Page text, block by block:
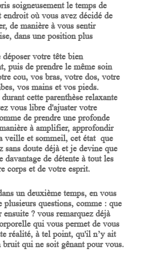
soigneusement le temps de
endroit où vous avez décidé de
de manière à vous sentir
dans une position plus
déposer votre tête bien
puis de prendre le même soin
cou, vos bras, votre dos, votre
vos mains et vos pieds.
cette parenthèse relaxante
vous libre d'ajuster votre
de prendre une profonde
à amplifier, approfondir
veille et sommeil, cet état que
sans doute déjà et je devine que
davantage de détente à tout les
corps et de votre esprit.
un deuxième temps, en vous
plusieurs questions, comme : que
ensuite ? vous remarquez déjà
qui vous permet de vous
réalité, à tel point, qu'il n’y ait
bruit qui ne soit gênant pour vous.